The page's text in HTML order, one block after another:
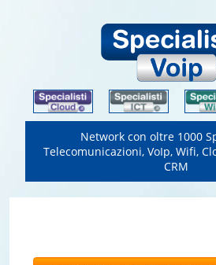
Network con oltre 1000
Telecomunicazioni, VoIp, Wifi,
CRM